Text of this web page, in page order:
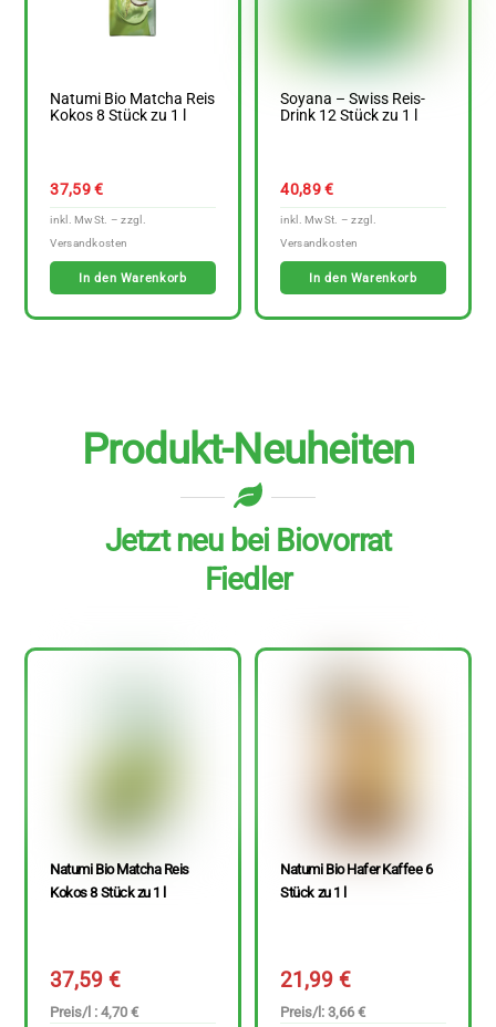
Natumi Bio Matcha Reis
Kokos 8 Stück zu 1 l
37,59€
In den Warenkorb
Soyana – Swiss Reis-
Drink 12 Stück zu 1 l
40,89€
In den Warenkorb
Produkt-Neuheiten
Jetzt neu bei Biovorrat
Fiedler
Natumi Bio Matcha Reis
Kokos 8 Stück zu 1 l
37,59€
Preis/l : 4,70 €
Natumi Bio Hafer Kaffee 6
Stück zu 1 l
21,99€
Preis/l: 3,66 €